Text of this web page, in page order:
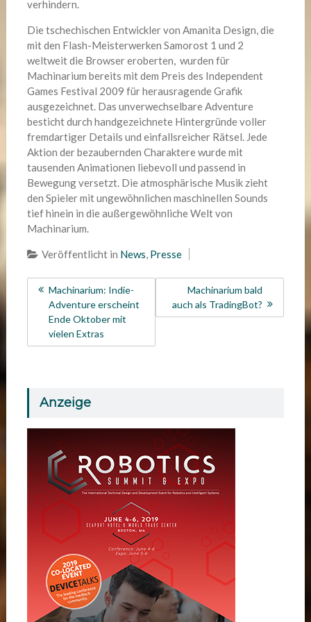
verhindern.
Die tschechischen Entwickler von Amanita Design, die
mit den Flash-Meisterwerken Samorost 1 und 2
weltweit die Browser eroberten, wurden für
Machinarium bereits mit dem Preis des Independent
Games Festival 2009 für herausragende Grafik
ausgezeichnet. Das unverwechselbare Adventure
besticht durch handgezeichnete Hintergründe voller
fremdartiger Details und einfallsreicher Rätsel. Jede
Aktion der bezaubernden Charaktere wurde mit
tausenden Animationen liebevoll und passend in
Bewegung versetzt. Die atmosphärische Musik zieht
den Spieler mit ungewöhnlichen maschinellen Sounds
tief hinein in die außergewöhnliche Welt von
Machinarium.
Veröffentlicht in News Presse
Beitragsnavigation
Machinarium: Indie-
Adventure erscheint
Ende Oktober mit
vielen Extras
Machinarium bald
auch als TradingBot?
Anzeige